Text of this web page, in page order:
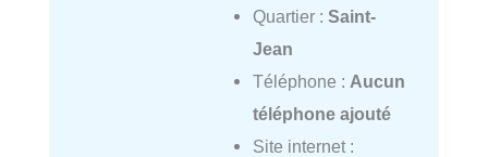
Quartier : Saint-
Jean
Téléphone : Aucun
téléphone ajouté
Site internet :